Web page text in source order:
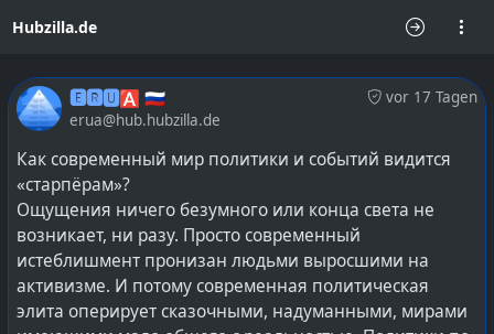
Hubzilla.de
vor 17 Tagen
🅴🆁🆄🅰 🇷🇺
erua@hub.hubzilla.de
Как современный мир политики и событий видится
«старпёрам»?
Ощущения ничего безумного или конца света не
возникает, ни разу. Просто современный
истеблишмент пронизан людьми выросшими на
активизме. И потому современная политическая
элита оперирует сказочными, надуманными, мирами